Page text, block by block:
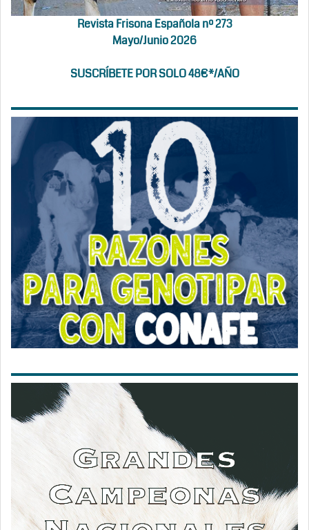
Revista Frisona Española nº 273
Mayo/Junio 2026
SUSCRÍBETE POR SOLO 48€*/AÑO